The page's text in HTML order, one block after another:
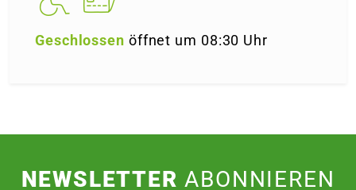
Geschlossen öffnet um 08:30 Uhr
NEWSLETTERABONNIEREN